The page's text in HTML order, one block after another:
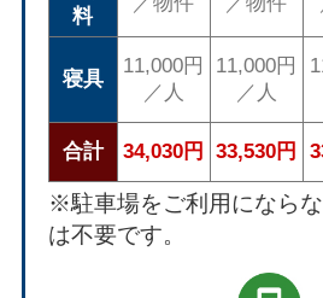
料
寝具
11,000円
／人
11,000円
／人
合計 34,030円 33,530円
※駐車場をご利用になら
は不要です。